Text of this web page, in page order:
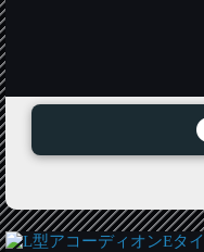
L型アコーディオンF